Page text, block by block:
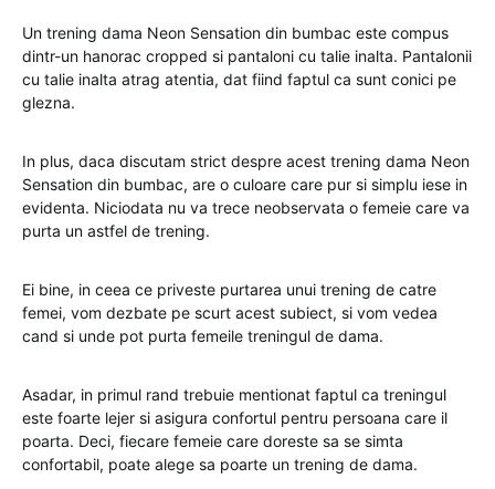
Un trening dama Neon Sensation din bumbac este compus
dintr-un hanorac cropped si pantaloni cu talie inalta. Pantalonii
cu talie inalta atrag atentia, dat fiind faptul ca sunt conici pe
glezna.
In plus, daca discutam strict despre acest trening dama Neon
Sensation din bumbac, are o culoare care pur si simplu iese in
evidenta. Niciodata nu va trece neobservata o femeie care va
purta un astfel de trening.
Ei bine, in ceea ce priveste purtarea unui trening de catre
femei, vom dezbate pe scurt acest subiect, si vom vedea
cand si unde pot purta femeile treningul de dama.
Asadar, in primul rand trebuie mentionat faptul ca treningul
este foarte lejer si asigura confortul pentru persoana care il
poarta. Deci, fiecare femeie care doreste sa se simta
confortabil, poate alege sa poarte un trening de dama.